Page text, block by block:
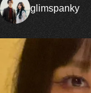
glimspanky